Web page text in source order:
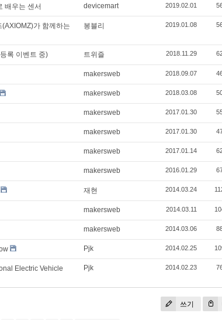
배우는 센서 devicemart 2019.02.01
가 함께하는
봉블리 2019.01.08
록 이벤트 중) 트위즐 2018.11.29
makersweb 2018.09.07
makersweb 2018.03.08
makersweb 2017.01.30
makersweb 2017.01.30
makersweb 2017.01.14
makersweb 2016.01.29
재현 2014.03.24
makersweb 2014.03.11
makersweb 2014.03.06
Pjk 2014.02.25
Electric Vehicle
Pjk 2014.02.23
쓰기